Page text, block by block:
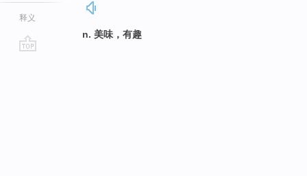
释义
n. 美味，有趣